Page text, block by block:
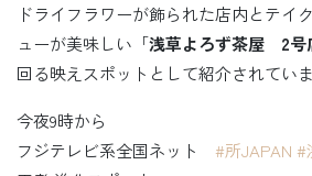
ドライフラワーが飾られた店内とテイ
ューが美味しい「浅草よろず茶屋 2号
回る映えスポットとして紹介されてい
今夜9時から
フジテレビ系全国ネット #所JAPAN #